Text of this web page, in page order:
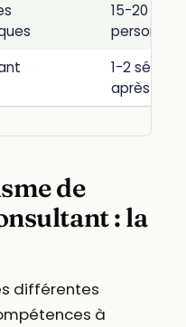
15-20
1-2
après
de
: la
différentes
à